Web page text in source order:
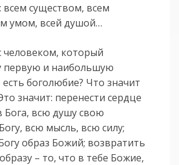
всем существом, всем
умом, всей душой…
человеком, который
первую и наибольшую
боголюбие? Что значит
значит: перенести сердце
Бога, всю душу свою
всю мысль, всю силу;
образ Божий; возвратить
– то, что в тебе Божие,